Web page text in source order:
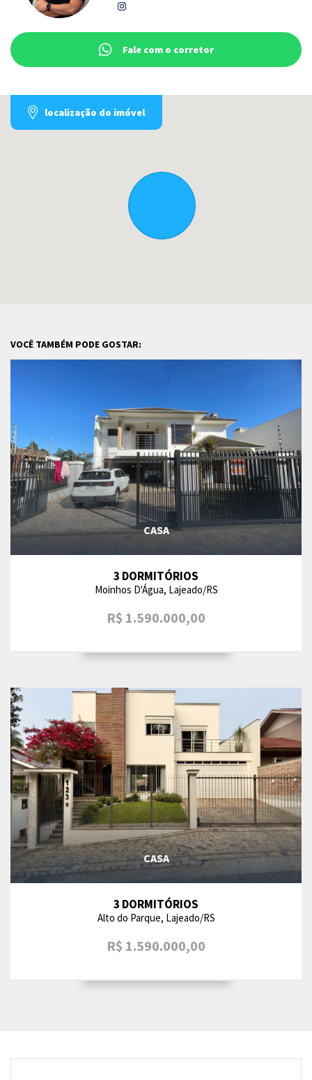
Fale com o corretor
localização do imóvel
VOCÊ TAMBÉM PODE GOSTAR:
CASA
3 DORMITÓRIOS
Moinhos D'Água, Lajeado/RS
R$ 1.590.000,00
CASA
3 DORMITÓRIOS
Alto do Parque, Lajeado/RS
R$ 1.590.000,00